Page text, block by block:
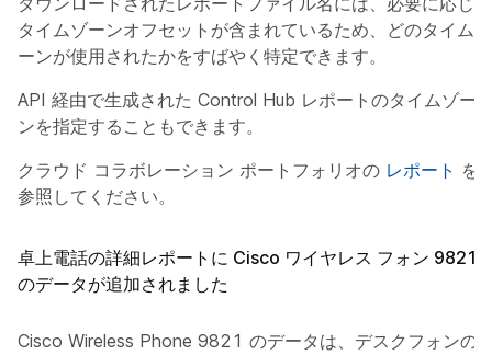
タイムゾーンオフセットが含まれているため、どのタイムゾ
ーンが使用されたかをすばやく特定できます。
API 経由で生成された Control Hub レポートのタイムゾー
ンを指定することもできます。
クラウド コラボレーション ポートフォリオの レポート を
参照してください。
卓上電話の詳細レポートに Cisco ワイヤレス フォン 9821
のデータが追加されました
Cisco Wireless Phone 9821 のデータは、デスクフォンの